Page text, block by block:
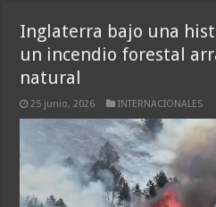
Inglaterra bajo una
un incendio forestal
natural
25 junio, 2026 INTERNACIONALES